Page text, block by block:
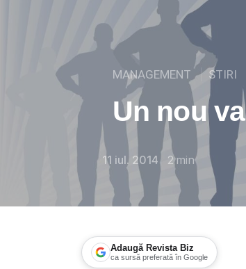
MANAGEMENT STIRI
Un nou
11 iul. 2014 2 min
Adaugă Revista Biz
ca sursă preferată în Google